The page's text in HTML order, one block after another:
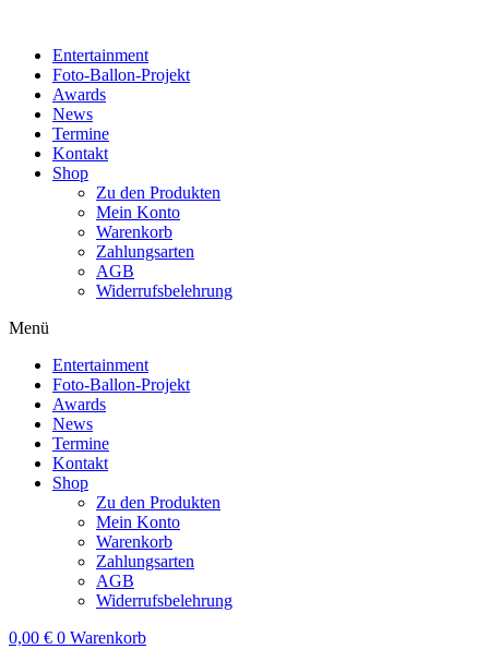
wechselnEntertainment
Foto-Ballon-Projekt
Awards
News
Termine
Kontakt
Shop
Zu den Produkten
Mein Konto
Warenkorb
Zahlungsarten
AGB
Widerrufsbelehrung
Menü
Entertainment
Foto-Ballon-Projekt
Awards
News
Termine
Kontakt
Shop
Zu den Produkten
Mein Konto
Warenkorb
Zahlungsarten
AGB
Widerrufsbelehrung
0,00 € 0 Warenkorb